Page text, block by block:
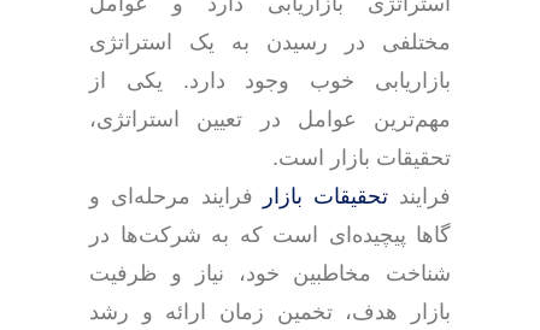
مختلفی در رسیدن به یک استراتژی
بازاریابی خوب وجود دارد. یکی از
مهم‌ترین عوامل در تعیین استراتژی،
تحقیقات بازار است.
فرایند تحقیقات بازار
فرایند مرحله‌ای و
گاها پیچیده‌ای است که به شرکت‌ها در
شناخت مخاطبین خود، نیاز و ظرفیت
بازار هدف، تخمین زمان ارائه و رشد